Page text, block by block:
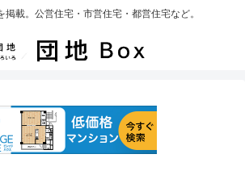
掲載。公営住宅・市営住宅・都営住宅など。